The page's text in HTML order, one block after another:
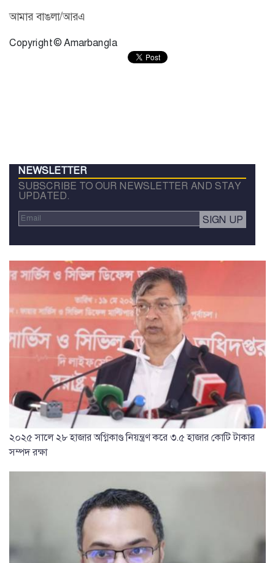
আমার বাঙলা/আরএ
Copyright © Amarbangla
NEWSLETTER
SUBSCRIBE TO OUR NEWSLETTER AND STAY
UPDATED.
২০২৫ সালে ২৮ হাজার অগ্নিকাণ্ড নিয়ন্ত্রণ করে ৩.৫ হাজার কোটি টাকার
সম্পদ রক্ষা